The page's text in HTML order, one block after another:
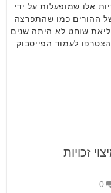
אלו שמופעלות על ידי
ההורים כמו שהתפרצה
ליאת שוחט לא היתה שנים
לעמוד הפייסבוק
זכויות
0